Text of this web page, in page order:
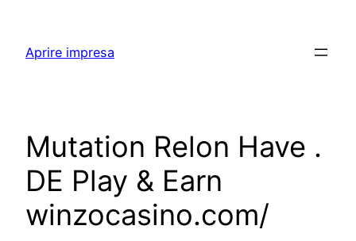
content
Aprire impresa
Mutation Relon Have .
DE Play & Earn
winzocasino.com/